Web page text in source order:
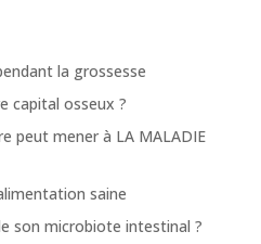
la grossesse
capital osseux ?
peut mener à LA MALADIE
saine
son microbiote intestinal ?